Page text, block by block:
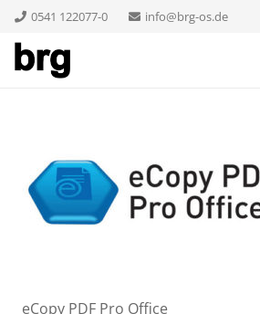
0541 122077-0 info@brg-os.de
eCopy PDF Pro Office